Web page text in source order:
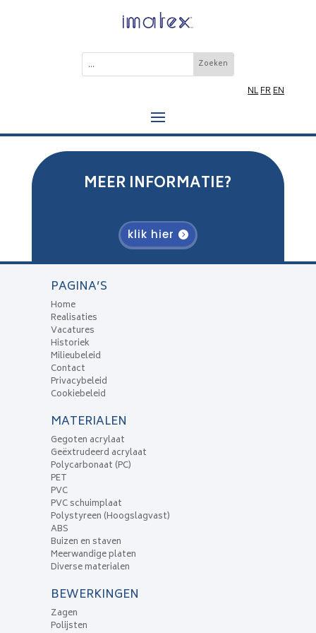
NLFREN
MEER INFORMATIE?
klik hier
PAGINA’S
Home
Realisaties
Vacatures
Historiek
Milieubeleid
Contact
Privacybeleid
Cookiebeleid
MATERIALEN
Gegoten acrylaat
Geëxtrudeerd acrylaat
Polycarbonaat (PC)
PET
PVC
PVC schuimplaat
Polystyreen (Hoogslagvast)
ABS
Buizen en staven
Meerwandige platen
Diverse materialen
BEWERKINGEN
Zagen
Polijsten